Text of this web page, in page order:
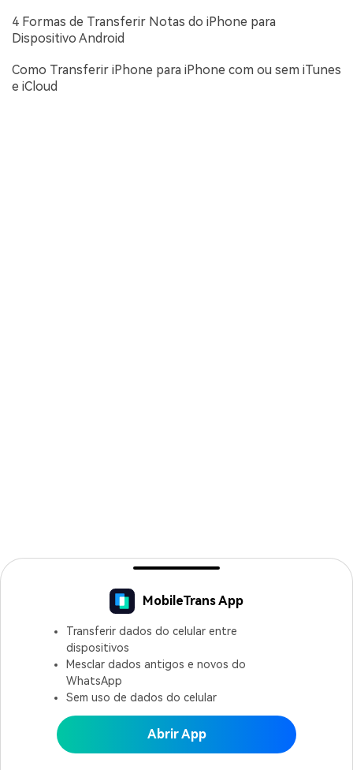
Abrir MobileTrans APP
MobileTrans App
Transferir dados do celular entre
dispositivos
Mesclar dados antigos e novos do
WhatsApp
Sem uso de dados do celular
Abrir App
4 Formas de Transferir Notas do iPhone para
Dispositivo Android
Como Transferir iPhone para iPhone com ou sem iTunes
e iCloud